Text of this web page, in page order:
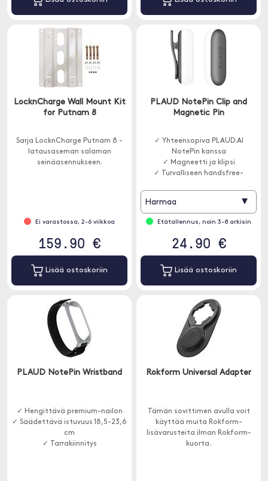
LocknCharge Wall Mount Kit
for Putnam 8
Sarja LocknCharge Putnam 8 -
latausaseman salaman
seinäasennukseen.
Ei varastossa, 2-6 viikkoa
159.90 €
Lisää ostoskoriin
PLAUD NotePin Clip and
Magnetic Pin
✓ Yhteensopiva PLAUD.AI
NotePin kanssa
✓ Magneetti ja klipsi
✓ Turvalliseen handsfree-
Harmaa ▾
Etätallennus, noin 3-8 arkisin
24.90 €
Lisää ostoskoriin
PLAUD NotePin Wristband
✓ Hengittävä premium-nailon
✓ Säädettävä istuvuus 18,5-23,6
cm
✓ Tarrakiinnitys
Rokform Universal Adapter
Tämän sovittimen avulla voit
käyttää muita Rokform-
lisävarusteita ilman Rokform-
kuorta.